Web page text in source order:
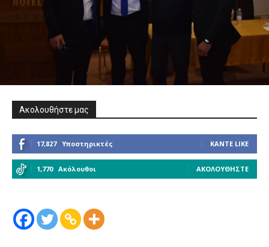
Ακολουθήστε μας
17,827 Υποστηρικτές ΚΆΝΤΕ LIKE
1,770 Ακόλουθοι ΑΚΟΛΟΥΘΉΣΤΕ